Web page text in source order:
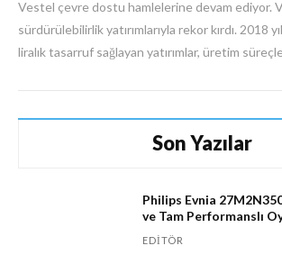
Vestel çevre dostu hamlelerine devam ediyor.
sürdürülebilirlik yatırımlarıyla rekor kırdı. 2018
liralık tasarruf sağlayan yatırımlar, üretim
Son Yazılar
Philips Evnia
ve Tam Performanslı
EDITÖR